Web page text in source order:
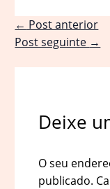
← Post anterior
Post seguinte →
Deixe
O seu
publicado.